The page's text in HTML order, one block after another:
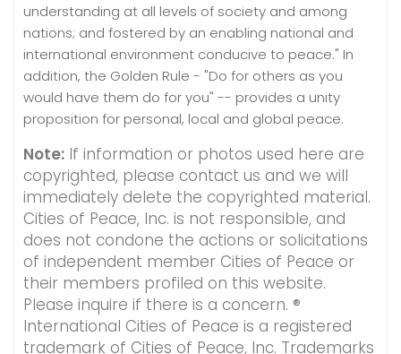
understanding at all levels of society and among
nations; and fostered by an enabling national and
international environment conducive to peace." In
addition, the Golden Rule - "Do for others as you
would have them do for you" -- provides a unity
proposition for personal, local and global peace.
Note: If information or photos used here are
copyrighted, please contact us and we will
immediately delete the copyrighted material.
Cities of Peace, Inc. is not responsible, and
does not condone the actions or solicitations
of independent member Cities of Peace or
their members profiled on this website.
Please inquire if there is a concern. ®
International Cities of Peace is a registered
trademark of Cities of Peace, Inc. Trademarks